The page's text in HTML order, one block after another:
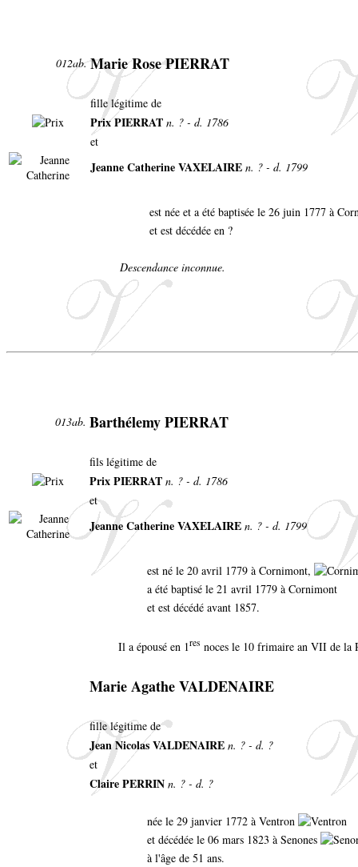
012ab. Marie Rose PIERRAT
fille légitime de
Prix PIERRAT n. ? - d. 1786
et
Jeanne Catherine VAXELAIRE n. ? - d. 1799
est née et a été baptisée le 26 juin 1777 à
et est décédée en ?
Descendance inconnue.
013ab. Barthélemy PIERRAT
fils légitime de
Prix PIERRAT n. ? - d. 1786
et
Jeanne Catherine VAXELAIRE n. ? - d. 1799
est né le 20 avril 1779 à Cornimont,
a été baptisé le 21 avril 1779 à Cornimont
et est décédé avant 1857.
Il a épousé en 1res noces le 10 frimaire an VII de la
Marie Agathe VALDENAIRE
fille légitime de
Jean Nicolas VALDENAIRE n. ? - d. ?
et
Claire PERRIN n. ? - d. ?
née le 29 janvier 1772 à Ventron
et décédée le 06 mars 1823 à Senones
à l'âge de 51 ans.